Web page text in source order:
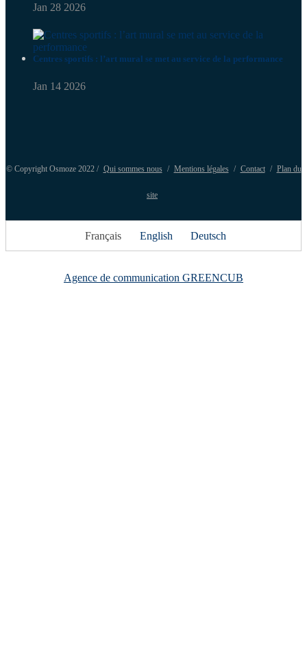
Jan 28 2026
Centres sportifs : l’art mural se met au service de la performance
Jan 14 2026
© Copyright Osmoze 2022 / Qui sommes nous / Mentions légales / Contact / Plan du
site
Français English Deutsch
Agence de communication GREENCUB